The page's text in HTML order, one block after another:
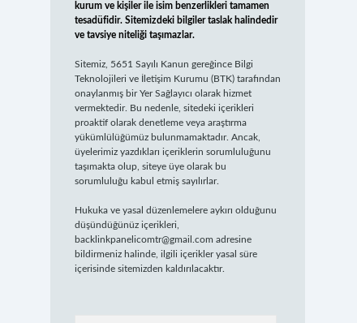
kurum ve kişiler ile isim benzerlikleri tamamen
tesadüfidir. Sitemizdeki bilgiler taslak halindedir
ve tavsiye niteliği taşımazlar.
Sitemiz, 5651 Sayılı Kanun gereğince Bilgi
Teknolojileri ve İletişim Kurumu (BTK) tarafından
onaylanmış bir Yer Sağlayıcı olarak hizmet
vermektedir. Bu nedenle, sitedeki içerikleri
proaktif olarak denetleme veya araştırma
yükümlülüğümüz bulunmamaktadır. Ancak,
üyelerimiz yazdıkları içeriklerin sorumluluğunu
taşımakta olup, siteye üye olarak bu
sorumluluğu kabul etmiş sayılırlar.
Hukuka ve yasal düzenlemelere aykırı olduğunu
düşündüğünüz içerikleri,
backlinkpanelicomtr@gmail.com adresine
bildirmeniz halinde, ilgili içerikler yasal süre
içerisinde sitemizden kaldırılacaktır.